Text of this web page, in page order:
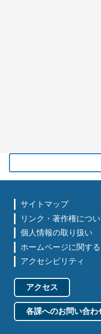
サイトマップ
リンク・著作権につ
個人情報の取り扱い
ホームページに関す
アクセシビリティ
アクセス
各課へのお問い合わ